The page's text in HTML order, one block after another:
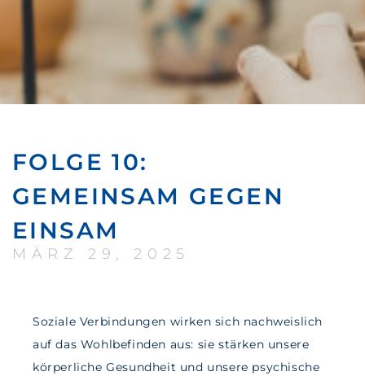
FOLGE 10:
GEMEINSAM GEGEN
EINSAM
MÄRZ 29, 2025
Soziale Verbindungen wirken sich nachweislich
auf das Wohlbefinden aus: sie stärken unsere
körperliche Gesundheit und unsere psychische